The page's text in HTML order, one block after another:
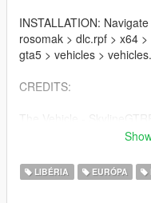
INSTALLATION:
rosomak > dlc.rpf > x64 >
gta5 > vehicles >
CREDITS:
Contact me on Discord if
LIBÉRIA EURÓPA